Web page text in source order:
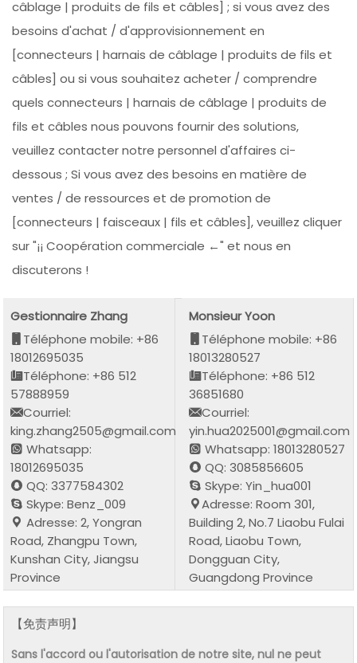
câblage | produits de fils et câbles] ; si vous avez des
besoins d'achat / d'approvisionnement en
[connecteurs | harnais de câblage | produits de fils et
câbles] ou si vous souhaitez acheter / comprendre
quels connecteurs | harnais de câblage | produits de
fils et câbles nous pouvons fournir des solutions,
veuillez contacter notre personnel d'affaires ci-
dessous ; Si vous avez des besoins en matière de
ventes / de ressources et de promotion de
[connecteurs | faisceaux | fils et câbles], veuillez cliquer
sur "¡¡ Coopération commerciale ←" et nous en
discuterons !
Gestionnaire Zhang
Téléphone mobile: +86
18012695035
Téléphone: +86 512
57888959
Courriel:
king.zhang2505@gmail.com
Whatsapp:
18012695035
QQ: 3377584302
Skype: Benz_009
Adresse: 2, Yongran
Road, Zhangpu Town,
Kunshan City, Jiangsu
Province
Monsieur Yoon
Téléphone mobile: +86
18013280527
Téléphone: +86 512
36851680
Courriel:
yin.hua2025001@gmail.com
Whatsapp: 18013280527
QQ: 3085856605
Skype: Yin_hua001
Adresse: Room 301,
Building 2, No.7 Liaobu Fulai
Road, Liaobu Town,
Dongguan City,
Guangdong Province
【免责声明】
Sans l'accord ou l'autorisation de notre site, nul ne peut